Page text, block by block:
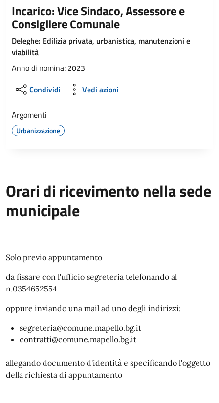
Incarico: Vice Sindaco, Assessore e
Consigliere Comunale
Deleghe: Edilizia privata, urbanistica, manutenzioni e
viabilità
Anno di nomina: 2023
Condividi
Vedi azioni
Argomenti
Urbanizzazione
Orari di ricevimento nella sede
municipale
Solo previo appuntamento
da fissare con l'ufficio segreteria telefonando al
n.0354652554
oppure inviando una mail ad uno degli indirizzi:
segreteria@comune.mapello.bg.it
contratti@comune.mapello.bg.it
allegando documento d'identità e specificando l'oggetto
della richiesta di appuntamento